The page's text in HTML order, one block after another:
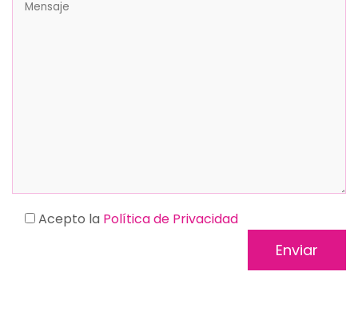
Acepto la Política de Privacidad